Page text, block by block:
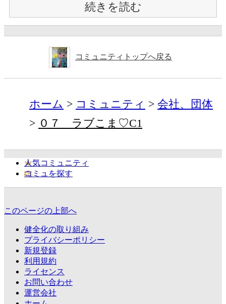
続きを読む
コミュニティトップへ戻る
ホーム コミュニティ
会社、団体
０７ ラブこま♡C1
人気コミュニティ
コミュを探す
このページの上部へ
健全化の取り組み
プライバシーポリシー
新規登録
利用規約
ライセンス
お問い合わせ
運営会社